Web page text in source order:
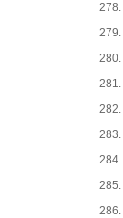
278.
279.
280.
281.
282.
283.
284.
285.
286.